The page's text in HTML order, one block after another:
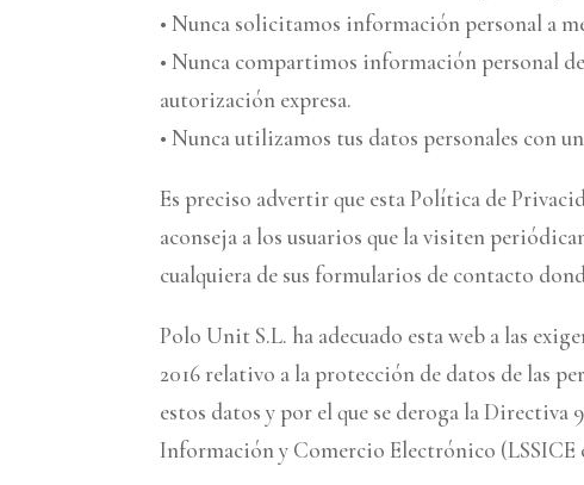
• Nunca solicitamos información personal a
• Nunca compartimos información personal
autorización expresa.
• Nunca utilizamos tus datos personales con
Es preciso advertir que esta Política de
aconseja a los usuarios que la visiten
cualquiera de sus formularios de contacto
Polo Unit S.L. ha adecuado esta web a las
2016 relativo a la protección de datos de las
estos datos y por el que se deroga la Directiva
Información y Comercio Electrónico (LSSICE